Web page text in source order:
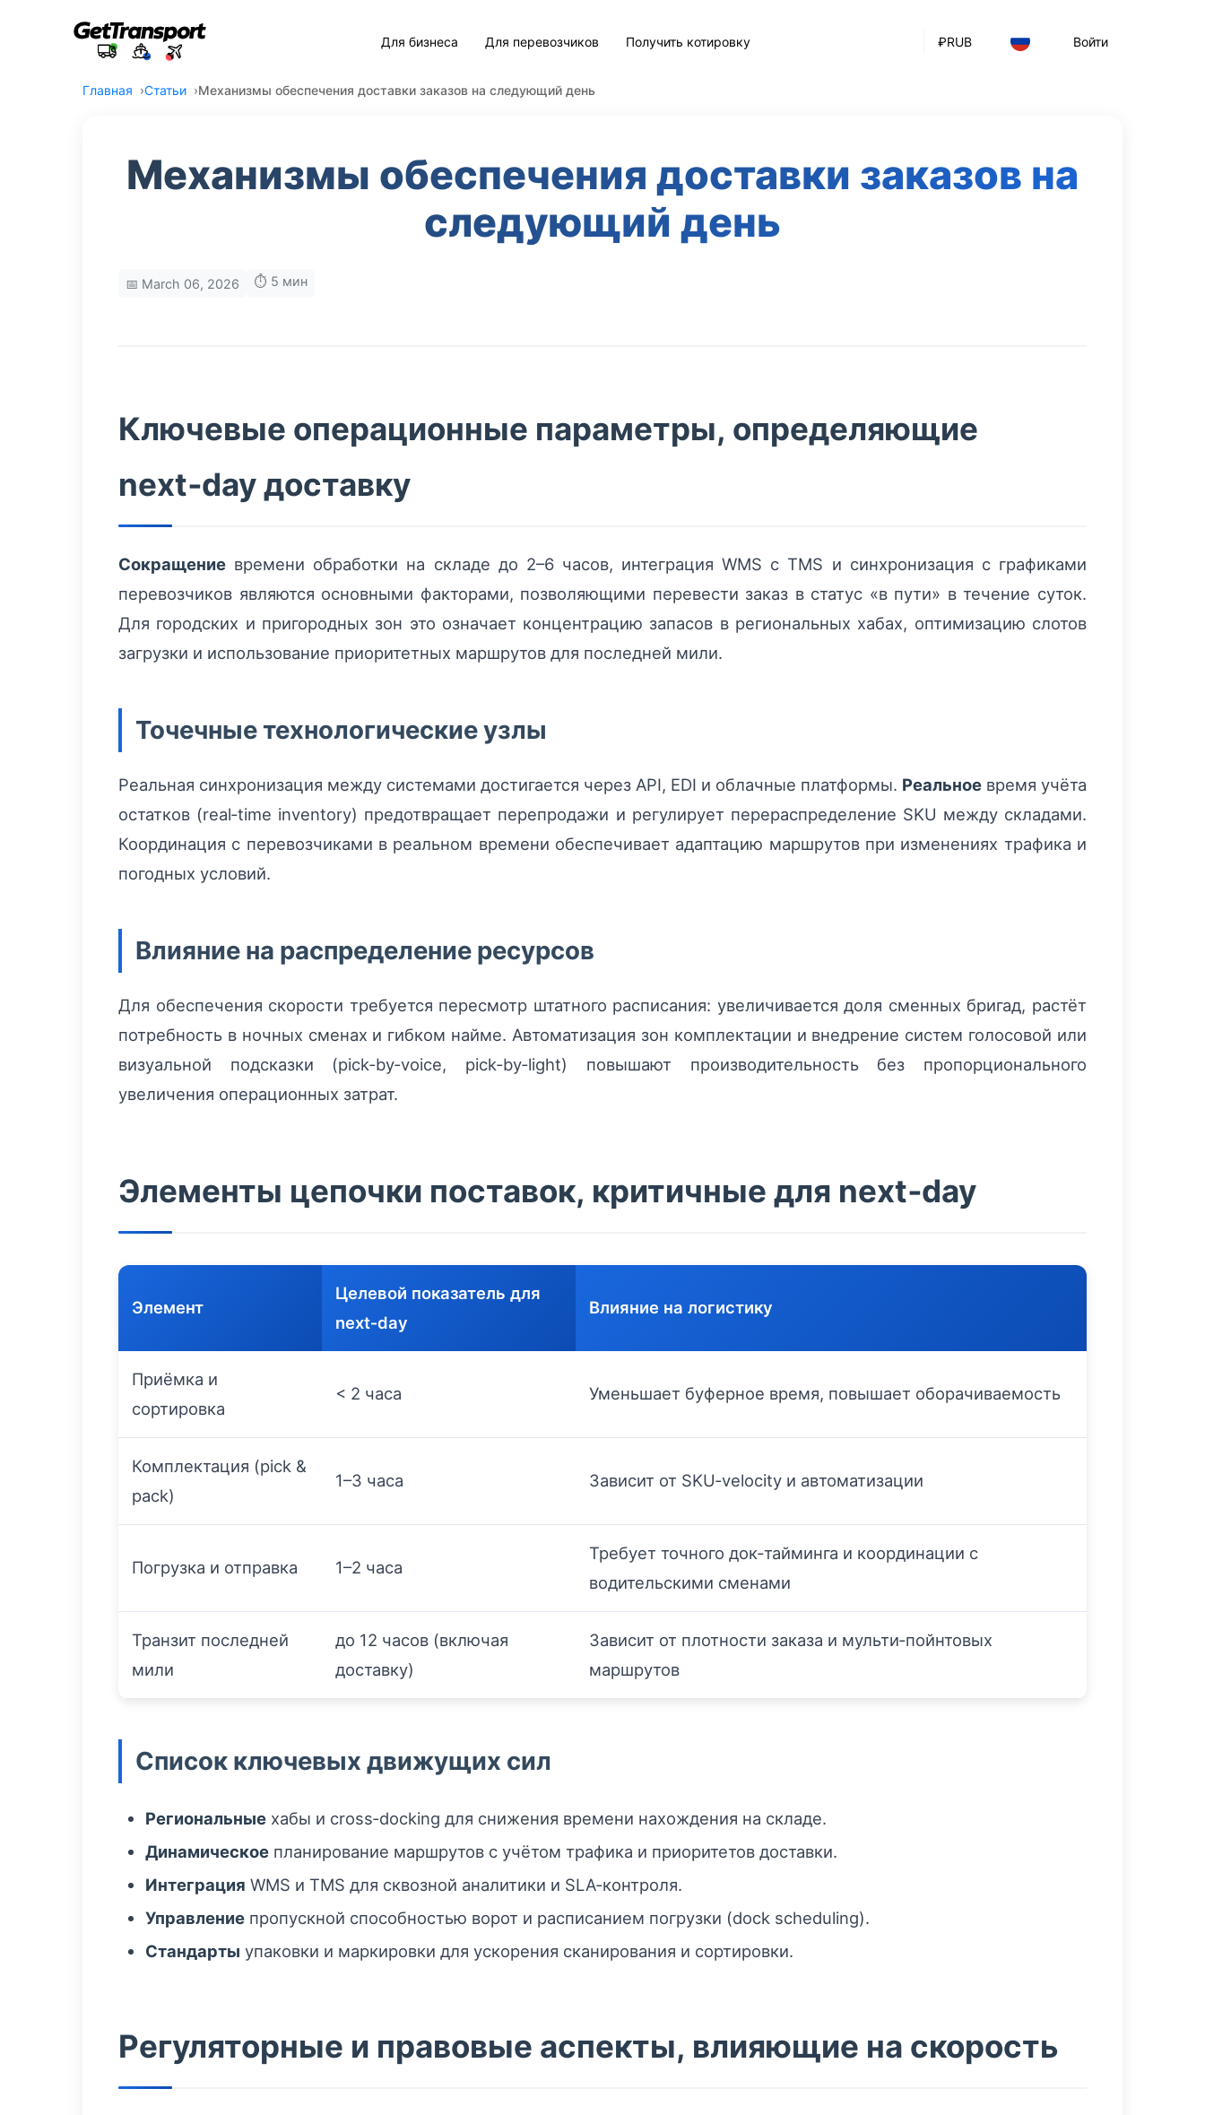
₽RUB Войти
Для бизнеса Для перевозчиков Получить котировку
Главная Статьи Механизмы обеспечения доставки заказов на следующий день
Механизмы обеспечения доставки заказов на
следующий день
📅 March 06, 2026 ⏱️ 5 мин
Ключевые операционные параметры, определяющие
next‑day доставку
Сокращение времени обработки на складе до 2–6 часов, интеграция WMS с TMS и синхронизация с графиками
перевозчиков являются основными факторами, позволяющими перевести заказ в статус «в пути» в течение суток.
Для городских и пригородных зон это означает концентрацию запасов в региональных хабах, оптимизацию слотов
загрузки и использование приоритетных маршрутов для последней мили.
Точечные технологические узлы
Реальная синхронизация между системами достигается через API, EDI и облачные платформы. Реальное время учёта
остатков (real‑time inventory) предотвращает перепродажи и регулирует перераспределение SKU между складами.
Координация с перевозчиками в реальном времени обеспечивает адаптацию маршрутов при изменениях трафика и
погодных условий.
Влияние на распределение ресурсов
Для обеспечения скорости требуется пересмотр штатного расписания: увеличивается доля сменных бригад, растёт
потребность в ночных сменах и гибком найме. Автоматизация зон комплектации и внедрение систем голосовой или
визуальной подсказки (pick‑by‑voice, pick‑by‑light) повышают производительность без пропорционального
увеличения операционных затрат.
Элементы цепочки поставок, критичные для next‑day
Элемент
Целевой показатель для
next‑day
Влияние на логистику
Приёмка и
сортировка
< 2 часа Уменьшает буферное время, повышает оборачиваемость
Комплектация (pick &
pack)
1–3 часа Зависит от SKU‑velocity и автоматизации
Погрузка и отправка 1–2 часа
Требует точного док‑тайминга и координации с
водительскими сменами
Транзит последней
мили
до 12 часов (включая
доставку)
Зависит от плотности заказа и мульти‑пойнтовых
маршрутов
Список ключевых движущих сил
Региональные хабы и cross‑docking для снижения времени нахождения на складе.
Динамическое планирование маршрутов с учётом трафика и приоритетов доставки.
Интеграция WMS и TMS для сквозной аналитики и SLA‑контроля.
Управление пропускной способностью ворот и расписанием погрузки (dock scheduling).
Стандарты упаковки и маркировки для ускорения сканирования и сортировки.
Регуляторные и правовые аспекты, влияющие на скорость